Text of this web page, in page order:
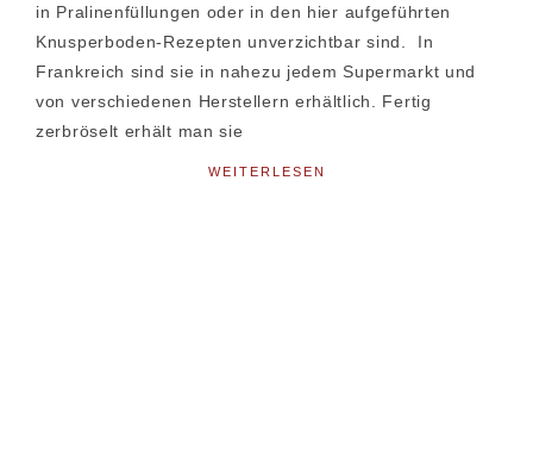
in Pralinenfüllungen oder in den hier aufgeführten
Knusperboden-Rezepten unverzichtbar sind. In
Frankreich sind sie in nahezu jedem Supermarkt und
von verschiedenen Herstellern erhältlich. Fertig
zerbröselt erhält man sie
WEITERLESEN